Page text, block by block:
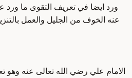
ورد ايضا في تعريف التقوى ما ورد
عنه الخوف من الجليل والعمل
الامام علي رضي الله تعالى عنه